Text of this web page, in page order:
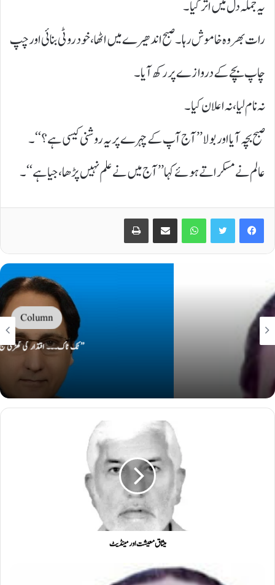
یہ جملہ دل میں اتر گیا۔
رات بھر وہ خاموش رہا۔ صبح اندھیرے میں اٹھا، خود روٹی بنائی اور چپ
چاپ بچے کے دروازے پر رکھ آیا۔
نہ نام لیا، نہ اعلان کیا۔
صبح بچہ آیا اور بولا ’’ آج آپ کے چہرے پر یہ روشنی کیسی ہے؟‘‘۔
عالم نے مسکراتے ہوئے کہا ’’ آج میں نے علم نہیں پڑھا، جیا ہے‘‘۔
Facebook
Twitter
WhatsApp
Share via Email
Print
میثاق معیشت اور مینڈیٹ